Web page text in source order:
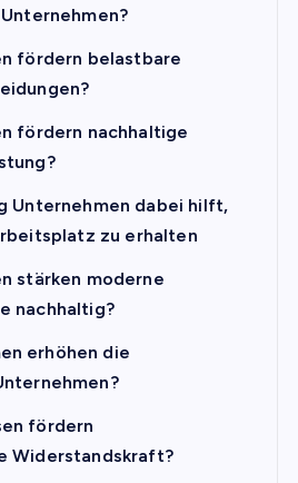
fördern belastbare
fördern nachhaltige
Unternehmen dabei hilft,
zu erhalten
stärken moderne
nachhaltig?
erhöhen die
fördern
Widerstandskraft?